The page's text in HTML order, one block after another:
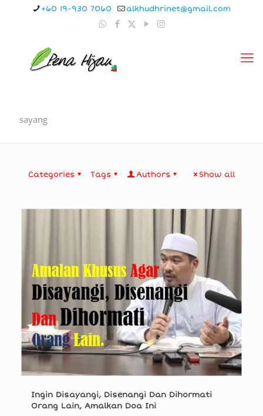
+60 19-930 7060 alkhudhrinet@gmail.com
sayang
Categories Tags Authors Show all
Ingin Disayangi, Disenangi Dan Dihormati
Orang Lain, Amalkan Doa Ini